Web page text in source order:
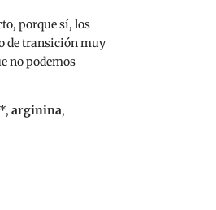
porque sí, los
de transición muy
no podemos
*,arginina,